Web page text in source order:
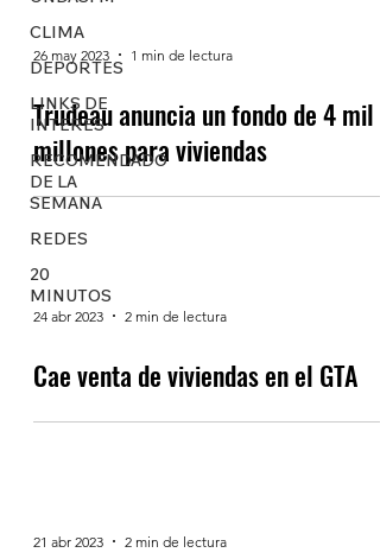
CLIMA
DEPORTES
LINKS DE
INTERES
RECOMENDADO
DE LA
SEMANA
REDES
20
MINUTOS
26 may 2023 1 min de lectura
Trudeau anuncia un fondo de 4 mil
millones para viviendas
24 abr 2023 2 min de lectura
Cae venta de viviendas en el GTA
21 abr 2023 2 min de lectura